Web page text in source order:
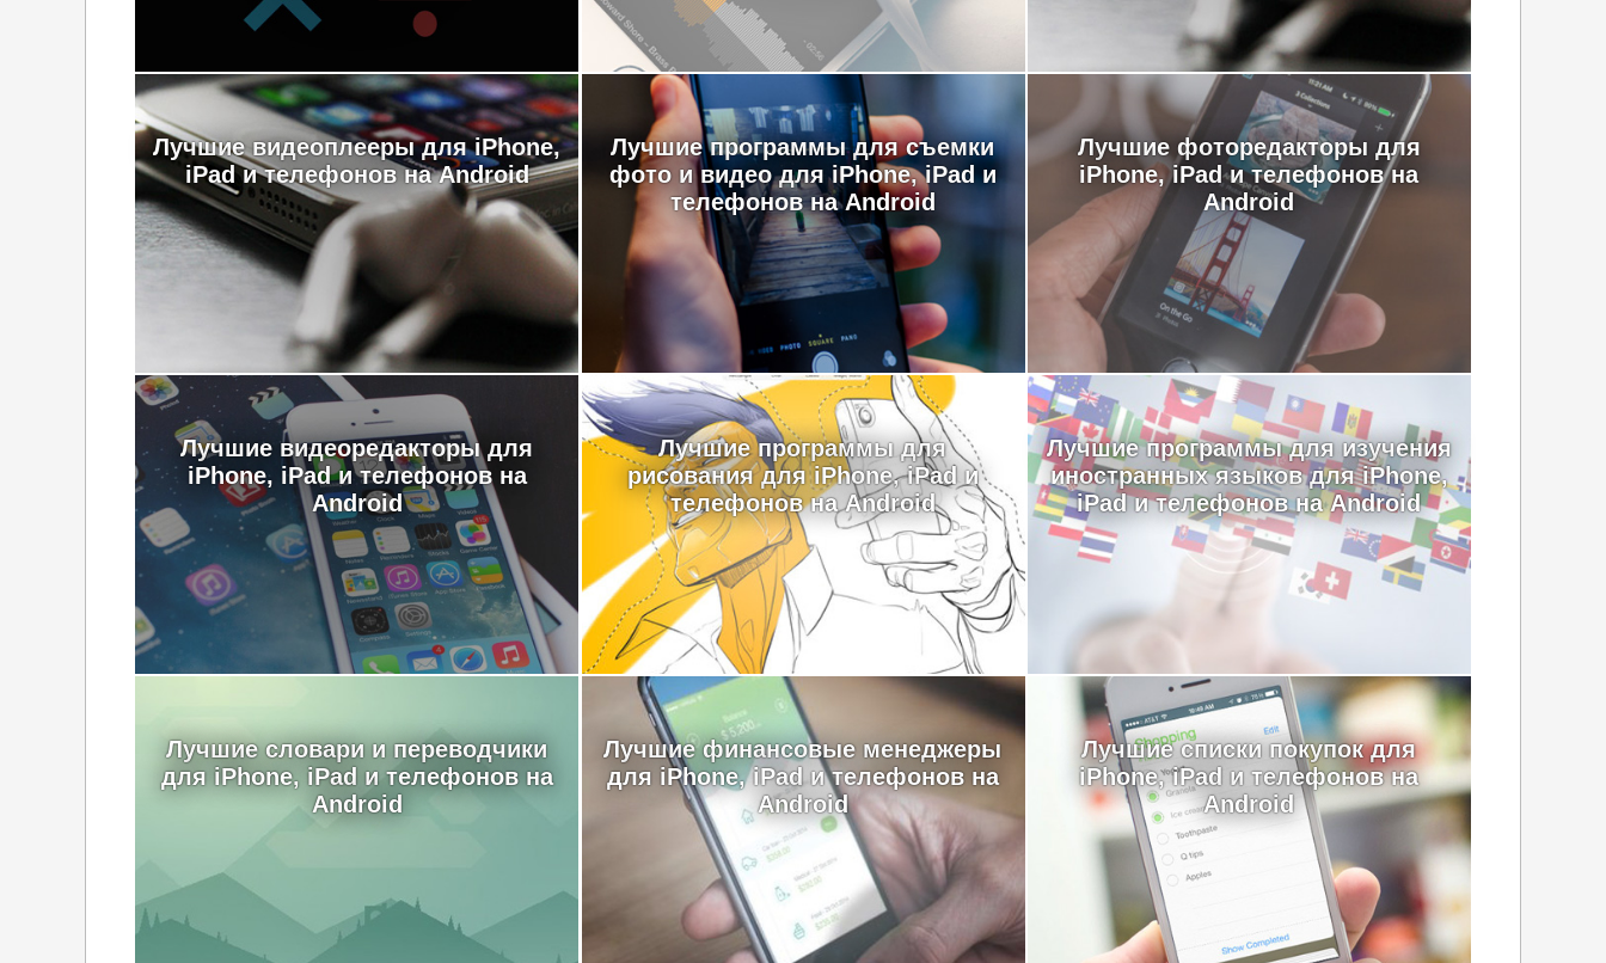
Лучшие видеоплееры для iPhone,
iPad и телефонов на Android
Лучшие программы для съемки
фото и видео для iPhone, iPad и
телефонов на Android
Лучшие фоторедакторы для
iPhone, iPad и телефонов на
Android
Лучшие видеоредакторы для
iPhone, iPad и телефонов на
Android
Лучшие программы для
рисования для iPhone, iPad и
телефонов на Android
Лучшие программы для изучения
иностранных языков для iPhone,
iPad и телефонов на Android
Лучшие словари и переводчики
для iPhone, iPad и телефонов на
Android
Лучшие финансовые менеджеры
для iPhone, iPad и телефонов на
Android
Лучшие cписки покупок для
iPhone, iPad и телефонов на
Android